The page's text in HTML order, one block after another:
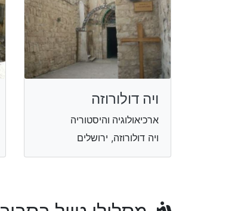
ויה דולורוזה
ארכיאולוגיה והיסטוריה
ויה דולורוזה, ירושלים